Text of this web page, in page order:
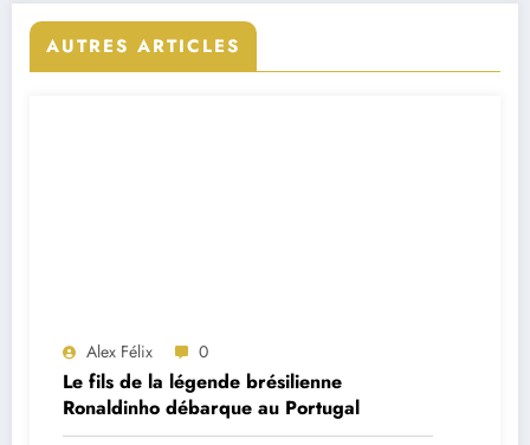
AUTRES ARTICLES
Alex Félix 0
Le fils de la légende brésilienne
Ronaldinho débarque au Portugal